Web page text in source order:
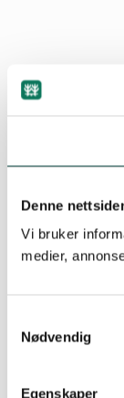
Denne
Vi bruker
medier,
Nødvendig
Egenskaper